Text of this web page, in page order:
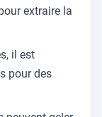
extraire la
il est
pour des